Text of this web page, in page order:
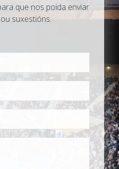
que nos poida enviar
suxestións.